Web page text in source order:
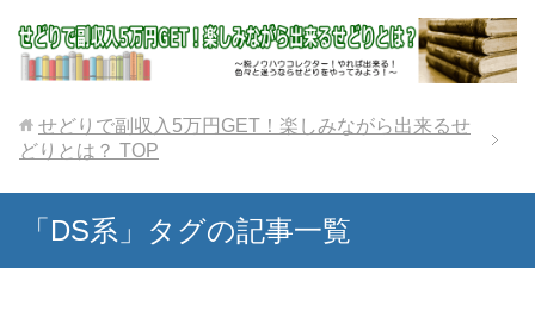
せどりで副収入5万円GET！楽しみながら出来るせ
どりとは？ TOP
「DS系」タグの記事一覧